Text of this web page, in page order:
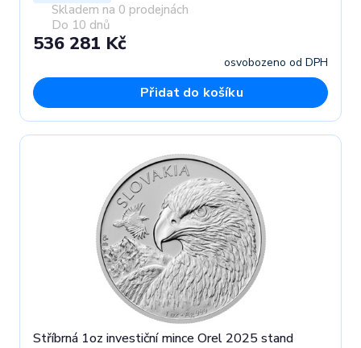
Skladem na 0 prodejnách
Do 10 dnů
536 281 Kč
osvobozeno od DPH
Přidat do košíku
Stříbrná 1oz investiční mince Orel 2025 stand